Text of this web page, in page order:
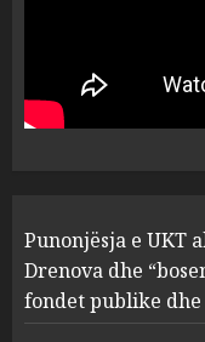
1
2
Punonjësja e UKT
Drenova dhe
fondet publike